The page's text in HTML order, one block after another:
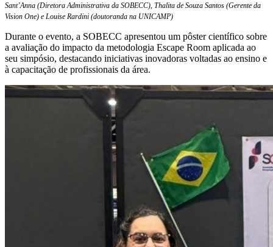
Sant’Anna (Diretora Administrativa da SOBECC), Thalita de Souza Santos (Gerente da
Vision One) e Louise Rardini (doutoranda na UNICAMP)
Durante o evento, a SOBECC apresentou um pôster científico sobre
a avaliação do impacto da metodologia Escape Room aplicada ao
seu simpósio, destacando iniciativas inovadoras voltadas ao ensino e
à capacitação de profissionais da área.